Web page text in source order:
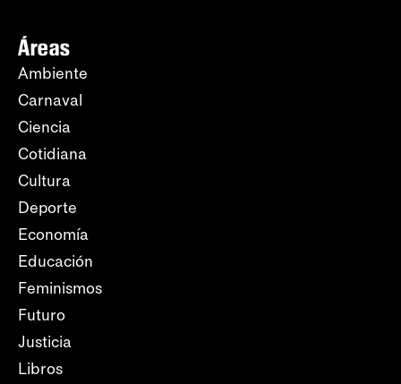
Áreas
Ambiente
Carnaval
Ciencia
Cotidiana
Cultura
Deporte
Economía
Educación
Feminismos
Futuro
Justicia
Libros